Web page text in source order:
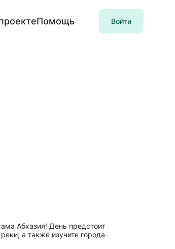
Помощь Войти
Абхазия! День предстоит
а также изучите города-